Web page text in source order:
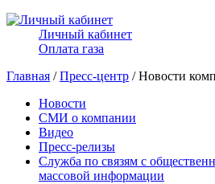
Личный кабинет
Оплата газа
Главная /Пресс-центр / Новости
Новости
СМИ о компании
Видео
Пресс-релизы
Служба по связям с
массовой информации